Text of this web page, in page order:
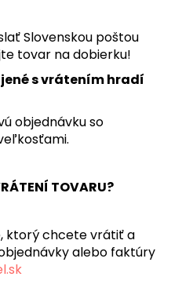
Slovenskou poštou
tovar na dobierku!
s vrátením hradí
objednávku so
TOVARU?
ktorý chcete vrátiť a
alebo faktúry